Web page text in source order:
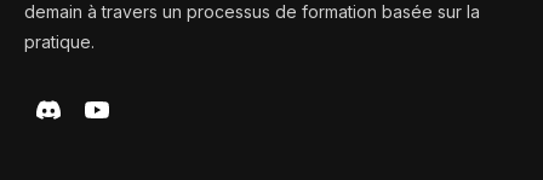
demain à travers un processus de formation basée sur la
pratique.